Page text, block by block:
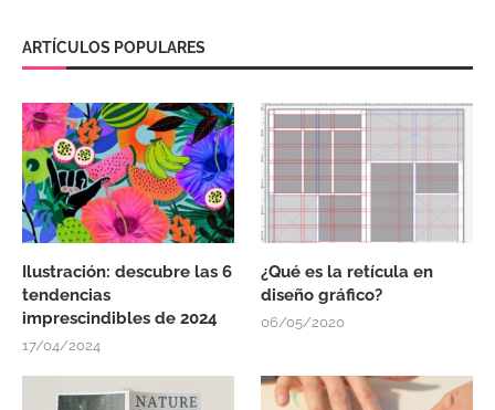
ARTÍCULOS POPULARES
Ilustración: descubre las 6
tendencias
imprescindibles de 2024
17/04/2024
¿Qué es la retícula en
diseño gráfico?
06/05/2020